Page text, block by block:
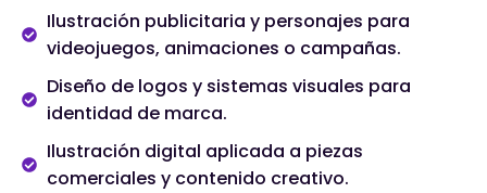
Ilustración publicitaria y personajes para
videojuegos, animaciones o campañas.
Diseño de logos y sistemas visuales para
identidad de marca.
Ilustración digital aplicada a piezas
comerciales y contenido creativo.